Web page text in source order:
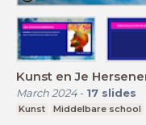
Kunst en Je
March 2024- 17 slides
Kunst Middelbare school